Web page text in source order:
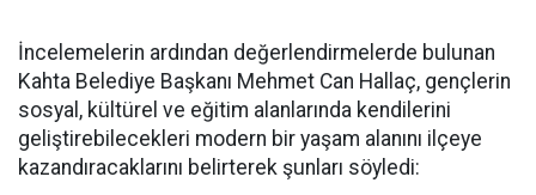
İncelemelerin ardından değerlendirmelerde bulunan
Kahta Belediye Başkanı Mehmet Can Hallaç, gençlerin
sosyal, kültürel ve eğitim alanlarında kendilerini
geliştirebilecekleri modern bir yaşam alanını ilçeye
kazandıracaklarını belirterek şunları söyledi: